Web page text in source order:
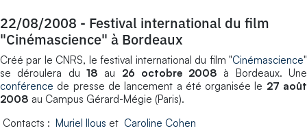
22/08/2008 - Festival international du film
"Cinémascience" à Bordeaux
Créé par le CNRS, le festival international du film "Cinémascience"
se déroulera du 18 au 26 octobre 2008 à Bordeaux. Une
conférence de presse de lancement a été organisée le 27 août
2008 au Campus Gérard-Mégie (Paris).
Contacts : Muriel Ilous et Caroline Cohen